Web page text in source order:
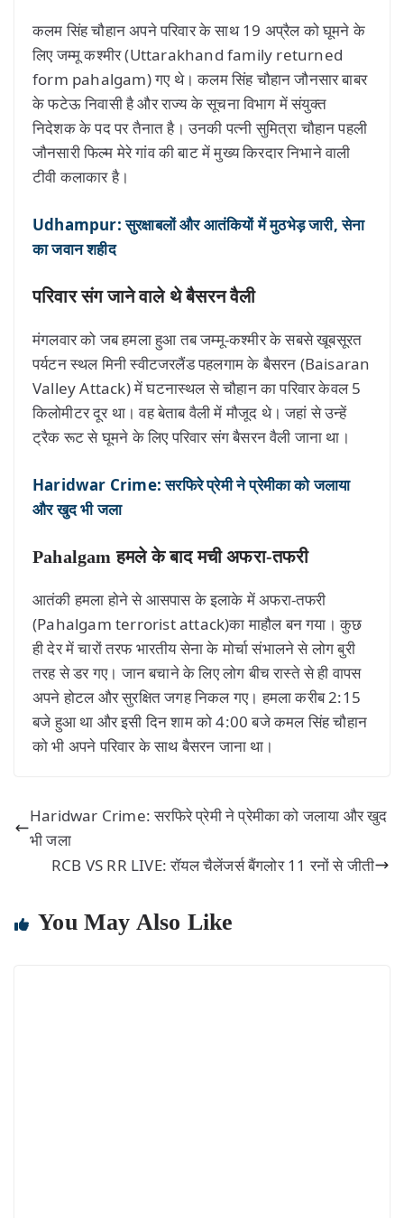
कलम सिंह चौहान अपने परिवार के साथ 19 अप्रैल को घूमने के
लिए जम्मू कश्मीर (Uttarakhand family returned
form pahalgam) गए थे। कलम सिंह चौहान जौनसार बाबर
के फटेऊ निवासी है और राज्य के सूचना विभाग में संयुक्त
निदेशक के पद पर तैनात है। उनकी पत्नी सुमित्रा चौहान पहली
जौनसारी फिल्म मेरे गांव की बाट में मुख्य किरदार निभाने वाली
टीवी कलाकार है।
Udhampur: सुरक्षाबलों और आतंकियों में मुठभेड़ जारी, सेना
का जवान शहीद
परिवार संग जाने वाले थे बैसरन वैली
मंगलवार को जब हमला हुआ तब जम्मू-कश्मीर के सबसे खूबसूरत
पर्यटन स्थल मिनी स्वीटजरलैंड पहलगाम के बैसरन (Baisaran
Valley Attack) में घटनास्थल से चौहान का परिवार केवल 5
किलोमीटर दूर था। वह बेताब वैली में मौजूद थे। जहां से उन्हें
ट्रैक रूट से घूमने के लिए परिवार संग बैसरन वैली जाना था।
Haridwar Crime: सरफिरे प्रेमी ने प्रेमीका को जलाया
और खुद भी जला
Pahalgam हमले के बाद मची अफरा-तफरी
आतंकी हमला होने से आसपास के इलाके में अफरा-तफरी
(Pahalgam terrorist attack)का माहौल बन गया। कुछ
ही देर में चारों तरफ भारतीय सेना के मोर्चा संभालने से लोग बुरी
तरह से डर गए। जान बचाने के लिए लोग बीच रास्ते से ही वापस
अपने होटल और सुरक्षित जगह निकल गए। हमला करीब 2:15
बजे हुआ था और इसी दिन शाम को 4:00 बजे कमल सिंह चौहान
को भी अपने परिवार के साथ बैसरन जाना था।
Haridwar Crime: सरफिरे प्रेमी ने प्रेमीका को जलाया और खुद
भी जला
RCB VS RR LIVE: रॉयल चैलेंजर्स बैंगलोर 11 रनों से जीती
You May Also Like